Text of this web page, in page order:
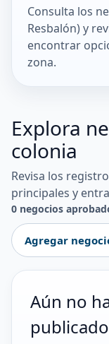
Consulta los
Resbalón) y
encontrar
zona.
Explora
colonia
Revisa los
principales y
0 negocios
Agregar
Aún no